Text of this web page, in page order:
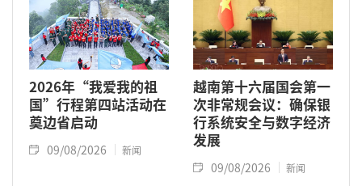
2026年“我爱我的祖
国”行程第四站活动在
奠边省启动
09/08/2026 新闻
越南第十六届国会第一
次非常规会议：确保银
行系统安全与数字经济
发展
09/08/2026 新闻